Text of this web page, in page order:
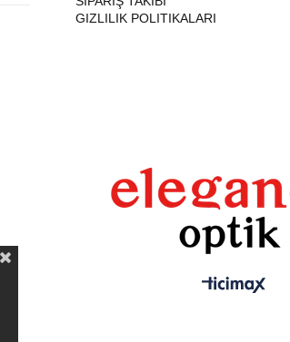
GIZLILIK POLITIKALARI